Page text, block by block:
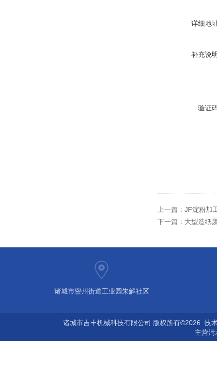
详细地
补充说
验证
上一篇： JF淀粉加
下一篇： 大型造纸
诸城市密州街道工业园朱解社区
诸城市吉丰机械科技有限公司 版权所有©2026 技
主营污